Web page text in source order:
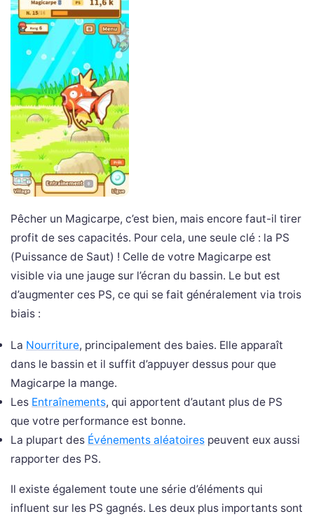
Pêcher un Magicarpe, c’est bien, mais encore faut-il tirer
profit de ses capacités. Pour cela, une seule clé : la PS
(Puissance de Saut) ! Celle de votre Magicarpe est
visible via une jauge sur l’écran du bassin. Le but est
d’augmenter ces PS, ce qui se fait généralement via trois
biais :
La Nourriture, principalement des baies. Elle apparaît
dans le bassin et il suffit d’appuyer dessus pour que
Magicarpe la mange.
Les Entraînements, qui apportent d’autant plus de PS
que votre performance est bonne.
La plupart des Événements aléatoires peuvent eux aussi
rapporter des PS.
Il existe également toute une série d’éléments qui
influent sur les PS gagnés. Les deux plus importants sont